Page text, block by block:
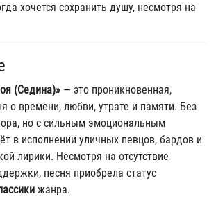
хочется сохранить душу, несмотря на
(Седина)» — это проникновенная,
о времени, любви, утрате и памяти. Без
но с сильным эмоциональным
в исполнении уличных певцов, бардов и
лирики. Несмотря на отсутствие
песня приобрела статус
жанра.